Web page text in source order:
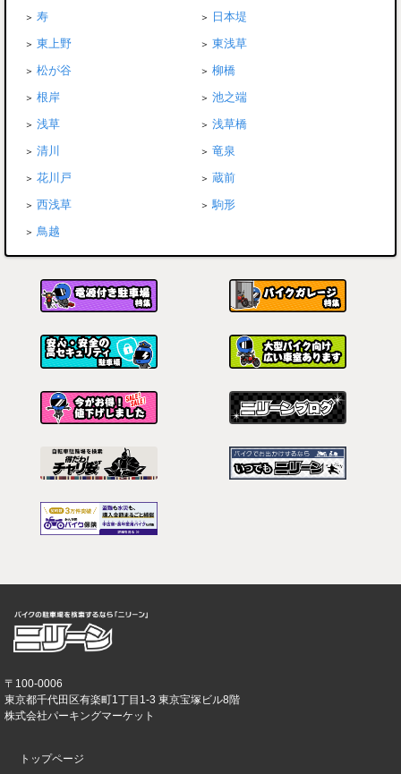
寿
日本堤
東上野
東浅草
松が谷
柳橋
根岸
池之端
浅草
浅草橋
清川
竜泉
花川戸
蔵前
西浅草
駒形
鳥越
〒100-0006
東京都千代田区有楽町1丁目1-3 東京宝塚ビル8階
株式会社パーキングマーケット
トップページ